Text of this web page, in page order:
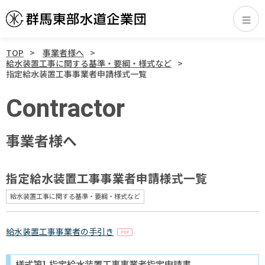
TOP
事業者様へ
給水装置工事に関する基準・要綱・様式など
指定給水装置工事事業者申請様式一覧
Contractor
事業者様へ
指定給水装置工事事業者申請様式一覧
給水装置工事に関する基準・要綱・様式など
給水装置工事事業者の手引き